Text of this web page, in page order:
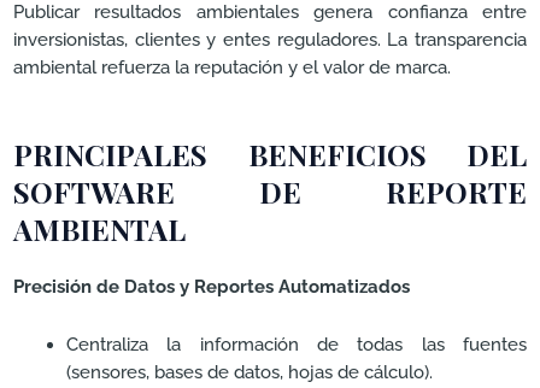
Publicar resultados ambientales genera confianza entre
inversionistas, clientes y entes reguladores. La transparencia
ambiental refuerza la reputación y el valor de marca.
PRINCIPALES BENEFICIOS DEL
SOFTWARE DE REPORTE
AMBIENTAL
Precisión de Datos y Reportes Automatizados
Centraliza la información de todas las fuentes
(sensores, bases de datos, hojas de cálculo).